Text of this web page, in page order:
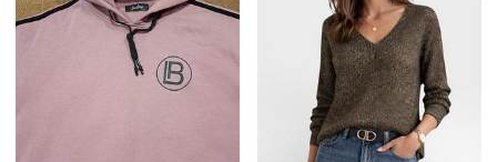
1600 грн